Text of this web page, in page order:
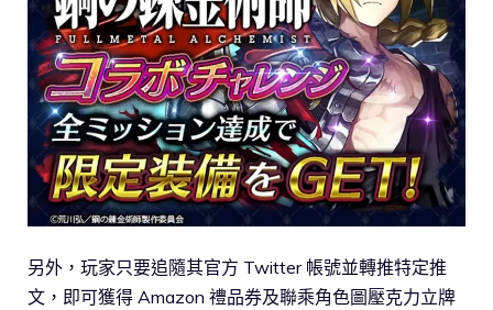
另外，玩家只要追隨其官方 Twitter 帳號並轉推特定推
文，即可獲得 Amazon 禮品券及聯乘角色圖壓克力立牌